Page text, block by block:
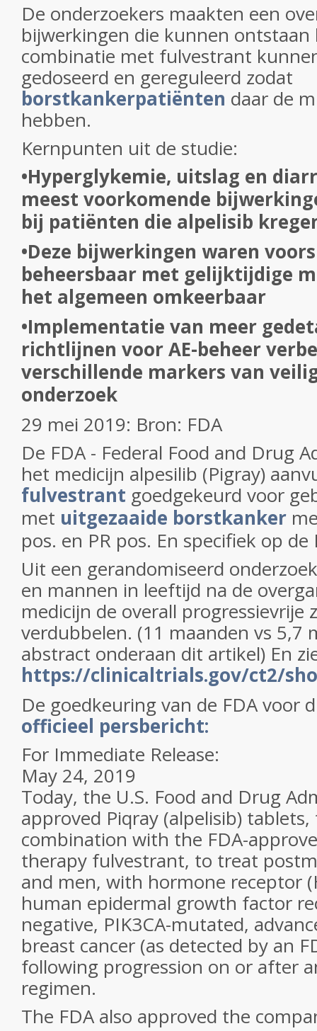
De onderzoekers maakten een
bijwerkingen die kunnen ontstaan
combinatie met fulvestrant
gedoseerd en gereguleerd zodat
borstkankerpatiënten daar de
hebben.
Kernpunten uit de studie:
•Hyperglykemie, uitslag en
meest voorkomende
bij patiënten die alpelisib
•Deze bijwerkingen waren
beheersbaar met gelijktijdige
het algemeen omkeerbaar
•Implementatie van meer
richtlijnen voor AE-beheer
verschillende markers van
onderzoek
29 mei 2019: Bron: FDA
De FDA - Federal Food and Drug
het medicijn alpesilib (Pigray)
fulvestrant goedgekeurd voor
met uitgezaaide borstkanker
pos. en PR pos. En specifiek op
Uit een gerandomiseerd
en mannen in leeftijd na de
medicijn de overall progressievrije
verdubbelen. (11 maanden vs 5,7
abstract onderaan dit artikel) En
https://clinicaltrials.gov/ct2/
De goedkeuring van de FDA voor
officieel persbericht:
For Immediate Release:
May 24, 2019
Today, the U.S. Food and Drug
approved Piqray (alpelisib)
combination with the FDA-
therapy fulvestrant, to treat
and men, with hormone receptor
human epidermal growth factor
negative, PIK3CA-mutated,
breast cancer (as detected by an
following progression on or after
regimen.
The FDA also approved the